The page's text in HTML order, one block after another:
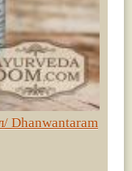
Dhanwantaram